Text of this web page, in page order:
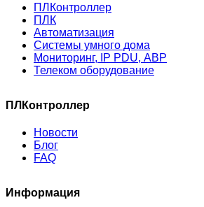
ПЛКонтроллер
ПЛК
Автоматизация
Системы умного дома
Мониторинг, IP PDU, АВР
Телеком оборудование
ПЛКонтроллер
Новости
Блог
FAQ
Информация